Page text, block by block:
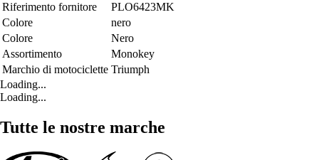
Riferimento fornitore
PLO6423MK
Colore
nero
Colore
Nero
Assortimento
Monokey
Marchio di motociclette Triumph
Loading...
Loading...
Tutte le nostre marche